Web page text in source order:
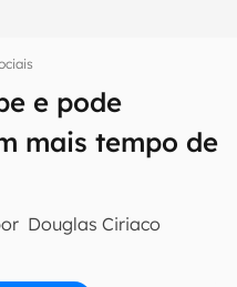
e pode
mais tempo de
Douglas Ciriaco
em primeira
se